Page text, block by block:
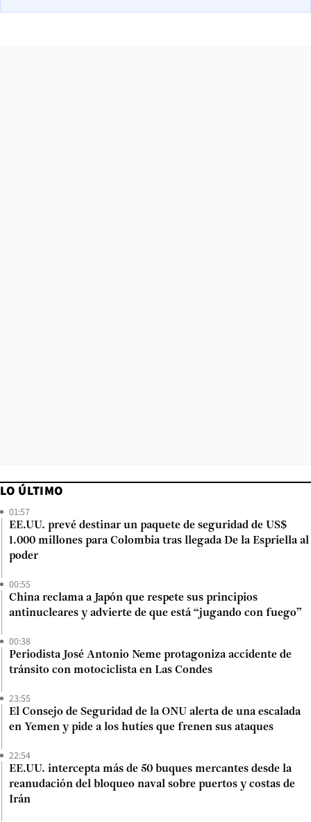
LO ÚLTIMO
01:57
EE.UU. prevé destinar un paquete de seguridad de US$
1.000 millones para Colombia tras llegada De la Espriella al
poder
00:55
China reclama a Japón que respete sus principios
antinucleares y advierte de que está “jugando con fuego”
00:38
Periodista José Antonio Neme protagoniza accidente de
tránsito con motociclista en Las Condes
23:55
El Consejo de Seguridad de la ONU alerta de una escalada
en Yemen y pide a los hutíes que frenen sus ataques
22:54
EE.UU. intercepta más de 50 buques mercantes desde la
reanudación del bloqueo naval sobre puertos y costas de
Irán